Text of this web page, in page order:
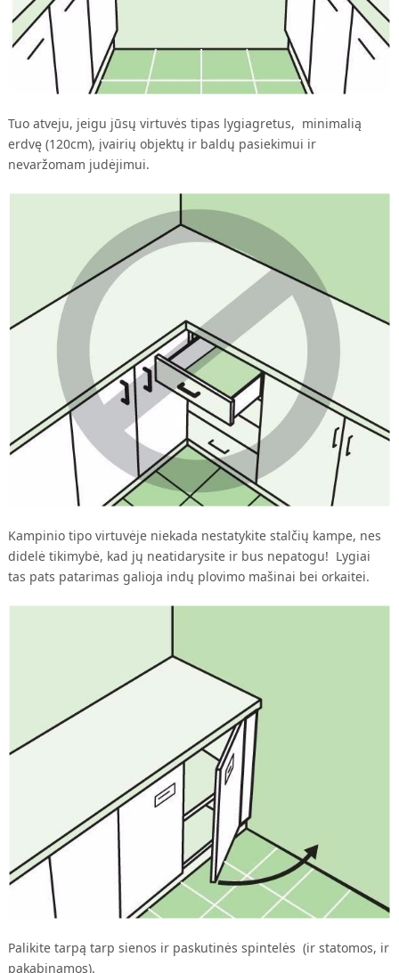
Tuo atveju, jeigu jūsų virtuvės tipas lygiagretus, minimalią
erdvę (120cm), įvairių objektų ir baldų pasiekimui ir
nevaržomam judėjimui.
Kampinio tipo virtuvėje niekada nestatykite stalčių kampe, nes
didelė tikimybė, kad jų neatidarysite ir bus nepatogu! Lygiai
tas pats patarimas galioja indų plovimo mašinai bei orkaitei.
Palikite tarpą tarp sienos ir paskutinės spintelės (ir statomos, ir
pakabinamos).